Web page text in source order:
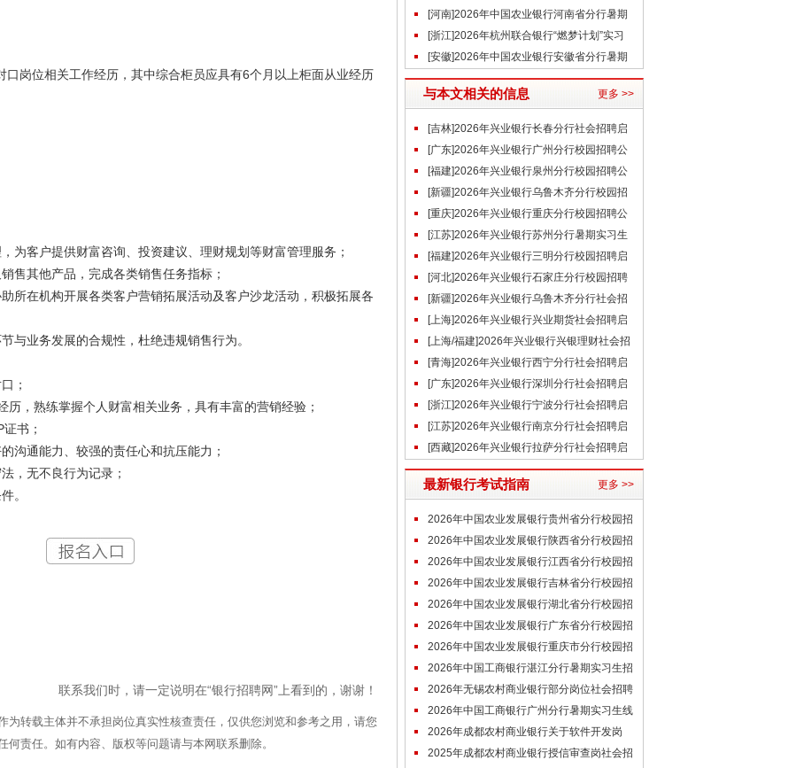
岗位相关工作经历，其中综合柜员应具有6个月以上柜面从业经历
客户提供财富咨询、投资建议、理财规划等财富管理服务；
其他产品，完成各类销售任务指标；
在机构开展各类客户营销拓展活动及客户沙龙活动，积极拓展各
业务发展的合规性，杜绝违规销售行为。
；
，熟练掌握个人财富相关业务，具有丰富的营销经验；
书；
通能力、较强的责任心和抗压能力；
无不良行为记录；
。
联系我们时，请一定说明在“银行招聘网”上看到的，谢谢！
为转载主体并不承担岗位真实性核查责任，仅供您浏览和参考之用，请您
责任。如有内容、版权等问题请与本网联系删除。
公告[河南]2026年中国农业银行河南省分行暑期
实习生招募公告
[浙江]2026年杭州联合银行“燃梦计划”实习
生招聘公告
[安徽]2026年中国农业银行安徽省分行暑期
实习生招募公告
与本文相关的信息 更多 >>
[吉林]2026年兴业银行长春分行社会招聘启
事（6.26）
[广东]2026年兴业银行广州分行校园招聘公
告（6.23）
[福建]2026年兴业银行泉州分行校园招聘公
告（6.23）
[新疆]2026年兴业银行乌鲁木齐分行校园招
聘公告（6.23）
[重庆]2026年兴业银行重庆分行校园招聘公
告（6.23）
[江苏]2026年兴业银行苏州分行暑期实习生
招聘启事（6.23）
[福建]2026年兴业银行三明分行校园招聘启
事（6.16）
[河北]2026年兴业银行石家庄分行校园招聘
公告（6.15）
[新疆]2026年兴业银行乌鲁木齐分行社会招
聘启事（6.12）
[上海]2026年兴业银行兴业期货社会招聘启
事（6.12）
[上海/福建]2026年兴业银行兴银理财社会招
聘启事（6.12）
[青海]2026年兴业银行西宁分行社会招聘启
事（6.12）
[广东]2026年兴业银行深圳分行社会招聘启
事（6.12）
[浙江]2026年兴业银行宁波分行社会招聘启
事（6.12）
[江苏]2026年兴业银行南京分行社会招聘启
事（6.12）
[西藏]2026年兴业银行拉萨分行社会招聘启
事（6.12）
最新银行考试指南 更多 >>
2026年中国农业发展银行贵州省分行校园招
聘拟招录人员名单
2026年中国农业发展银行陕西省分行校园招
聘拟招录人员名单
2026年中国农业发展银行江西省分行校园招
聘拟招录人员名单
2026年中国农业发展银行吉林省分行校园招
聘拟招录人员名单
2026年中国农业发展银行湖北省分行校园招
聘拟招录人员名单
2026年中国农业发展银行广东省分行校园招
聘拟招录人员名单
2026年中国农业发展银行重庆市分行校园招
聘拟招录人员名单
2026年中国工商银行湛江分行暑期实习生招
聘实习时间通知
2026年无锡农村商业银行部分岗位社会招聘
入围体检名单通知
2026年中国工商银行广州分行暑期实习生线
上笔试通知
2026年成都农村商业银行关于软件开发岗
（应用平台方向）社会招聘面试成绩公
2025年成都农村商业银行授信审查岗社会招